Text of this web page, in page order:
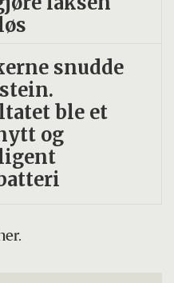
snudde
ble et
og